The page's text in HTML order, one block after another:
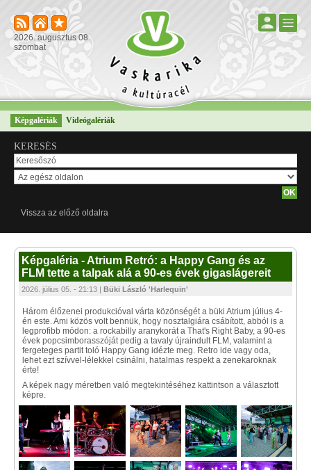
2026. augusztus 08.
szombat
Képgalériák Videógalériák
KERESÉS
Vissza az előző oldalra
Képgaléria - Atrium Retró: a Happy Gang és az
FLM tette a talpak alá a 90-es évek gigaslágereit
2026. július 05. - 21:13 | Büki László 'Harlequin'
Három élőzenei produkcióval várta közönségét a büki Atrium július 4-
én este. Ami közös volt bennük, hogy nosztalgiára csábított, abból is a
legprofibb módon: a rockabilly aranykorát a That's Right Baby, a 90-es
évek popcsimborasszóját pedig a tavaly újraindult FLM, valamint a
fergeteges partit toló Happy Gang idézte meg. Retro ide vagy oda,
lehet ezt szívvel-lélekkel csinálni, hatalmas respekt a zenekaroknak
érte!
A képek nagy méretben való megtekintéséhez kattintson a választott
képre.